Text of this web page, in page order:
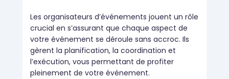
Les organisateurs d’événements jouent un rôle
crucial en s’assurant que chaque aspect de
votre événement se déroule sans accroc. Ils
gèrent la planification, la coordination et
l’exécution, vous permettant de profiter
pleinement de votre événement.